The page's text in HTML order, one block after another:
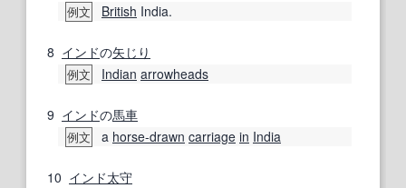
例文 British India.
8 インドの矢じり
例文 Indian arrowheads
9 インドの馬車
例文 a horse-drawn carriage in India
10 インド太守